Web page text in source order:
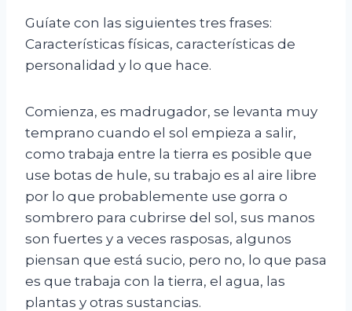
Guíate con las siguientes tres frases:
Características físicas, características de
personalidad y lo que hace.
Comienza, es madrugador, se levanta muy
temprano cuando el sol empieza a salir,
como trabaja entre la tierra es posible que
use botas de hule, su trabajo es al aire libre
por lo que probablemente use gorra o
sombrero para cubrirse del sol, sus manos
son fuertes y a veces rasposas, algunos
piensan que está sucio, pero no, lo que pasa
es que trabaja con la tierra, el agua, las
plantas y otras sustancias.